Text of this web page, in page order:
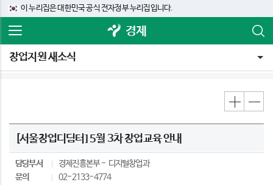
이 누리집은 대한민국 공식 전자정부 누리집입니다.
경제
창업지원 새소식
[서울창업디딤터] 5월 3차 창업교육 안내
담당부서 경제진흥본부
디지털창업과
문의
02-2133-4774